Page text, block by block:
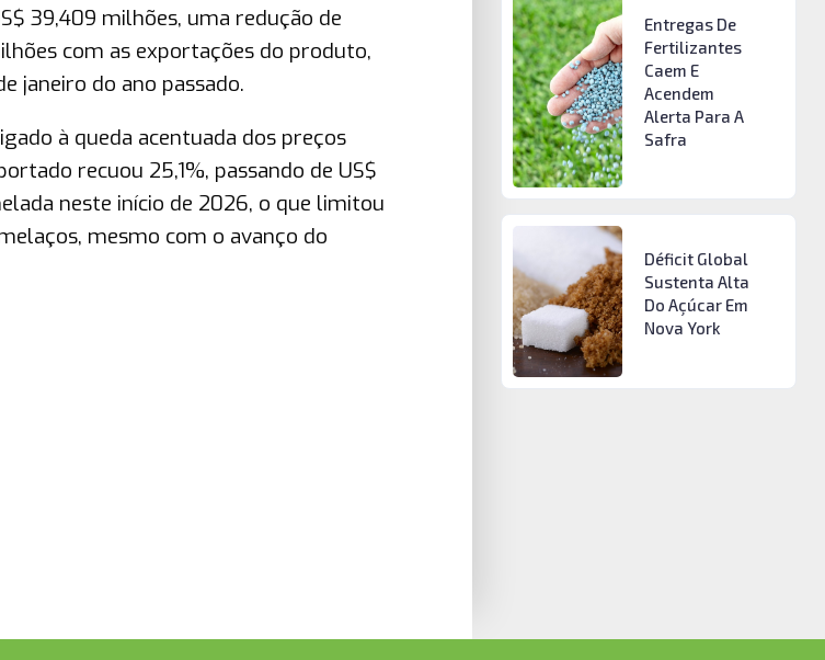
39,409 milhões, uma redução de
com as exportações do produto,
janeiro do ano passado.
à queda acentuada dos preços
recuou 25,1%, passando de US$
neste início de 2026, o que limitou
mesmo com o avanço do
Entregas De
Fertilizantes
Caem E
Acendem
Alerta Para A
Safra
Déficit Global
Sustenta Alta
Do Açúcar Em
Nova York